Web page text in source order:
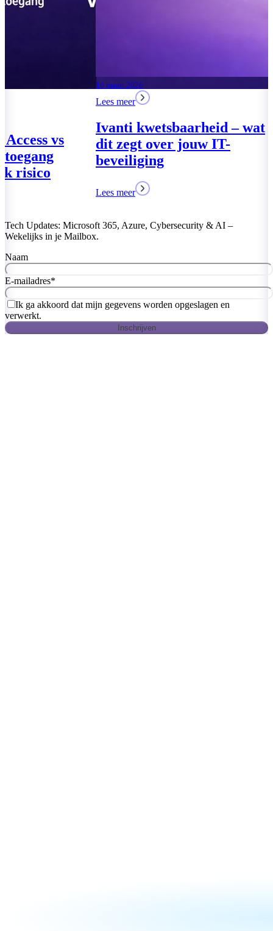
04 augustus 2026
Global
VPN –
Tech Updates: Microsoft 365, Azure, Cybersecurity & AI –
Wekelijks in je Mailbox.
Naam
E-mailadres*
Ik ga akkoord dat mijn gegevens worden opgeslagen en
verwerkt.
Inschrijven